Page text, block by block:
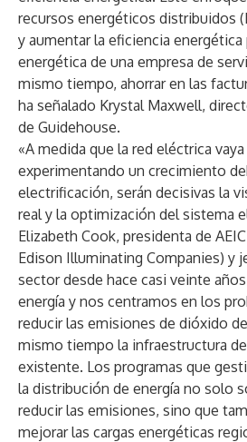
recursos energéticos distribuidos
y aumentar la eficiencia energética
energética de una empresa de
mismo tiempo, ahorrar en las
ha señalado Krystal Maxwell,
de Guidehouse.
«A medida que la red eléctrica
experimentando un crecimiento
electrificación, serán decisivas la
real y la optimización del sistema
Elizabeth Cook, presidenta de
Edison Illuminating Companies) y
sector desde hace casi veinte
energía y nos centramos en los
reducir las emisiones de dióxido
mismo tiempo la infraestructura
existente. Los programas que
la distribución de energía no solo
reducir las emisiones, sino que
mejorar las cargas energéticas